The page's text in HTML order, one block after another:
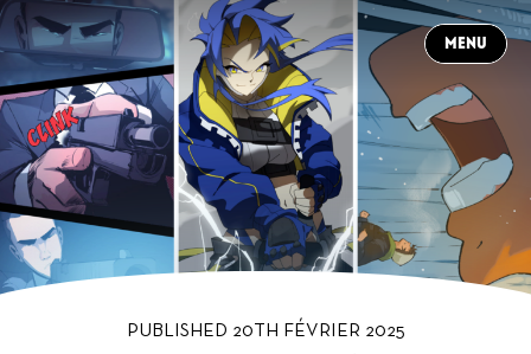
MENU
CLOSE
À PROPOS
CONTACT
NEWS
PRODUCTIONS
DANS LES COULISSESCARRIÈRES
PUBLISHED 20TH FÉVRIER 2025